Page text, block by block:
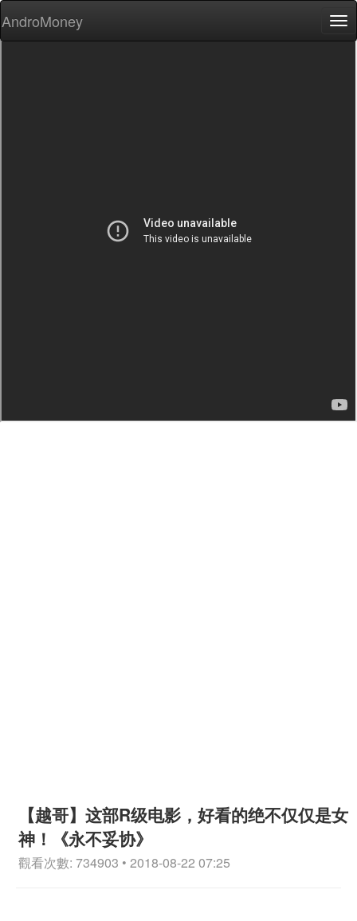
AndroMoney
【越哥】这部R级电影，好看的绝不仅仅是女
神！《永不妥协》
觀看次數: 734903 • 2018-08-22 07:25